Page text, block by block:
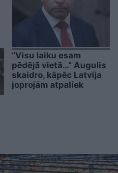
“Visu laiku esam
pēdējā vietā…” Augulis
skaidro, kāpēc Latvija
joprojām atpaliek